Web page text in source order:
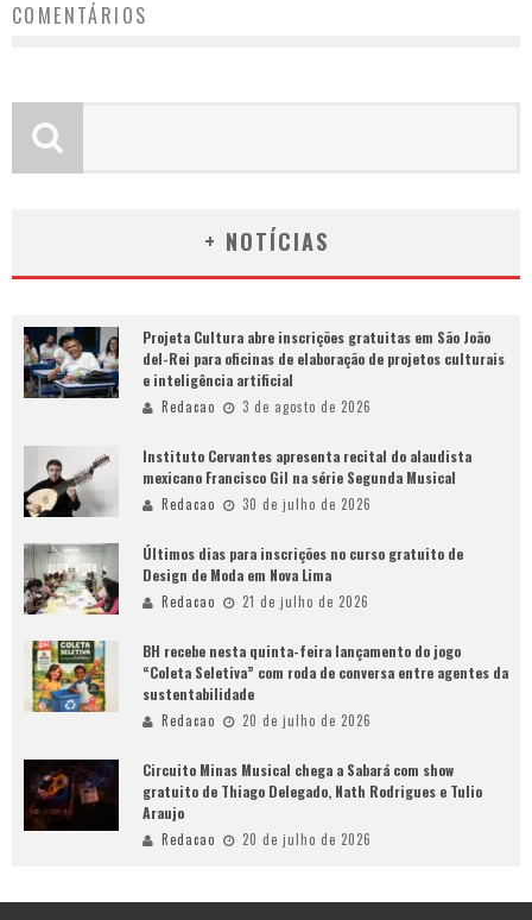
COMENTÁRIOS
+ NOTÍCIAS
Projeta Cultura abre inscrições gratuitas em São João
del-Rei para oficinas de elaboração de projetos culturais
e inteligência artificial
Redacao 3 de agosto de 2026
Instituto Cervantes apresenta recital do alaudista
mexicano Francisco Gil na série Segunda Musical
Redacao 30 de julho de 2026
Últimos dias para inscrições no curso gratuito de
Design de Moda em Nova Lima
Redacao 21 de julho de 2026
BH recebe nesta quinta-feira lançamento do jogo
“Coleta Seletiva” com roda de conversa entre agentes da
sustentabilidade
Redacao 20 de julho de 2026
Circuito Minas Musical chega a Sabará com show
gratuito de Thiago Delegado, Nath Rodrigues e Tulio
Araujo
Redacao 20 de julho de 2026